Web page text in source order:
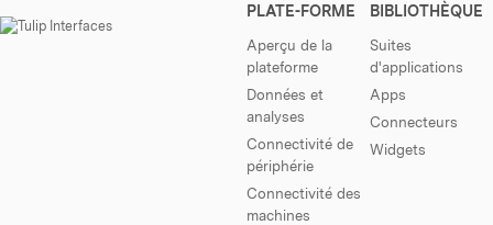
PLATE-FORME
Aperçu de la
plateforme
Données et
analyses
Connectivité de
périphérie
Connectivité des
machines
BIBLIOTHÈQUE
Suites
d'applications
Apps
Connecteurs
Widgets